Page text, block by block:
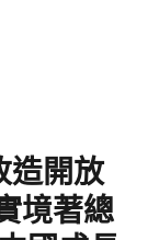
造開放
境著總